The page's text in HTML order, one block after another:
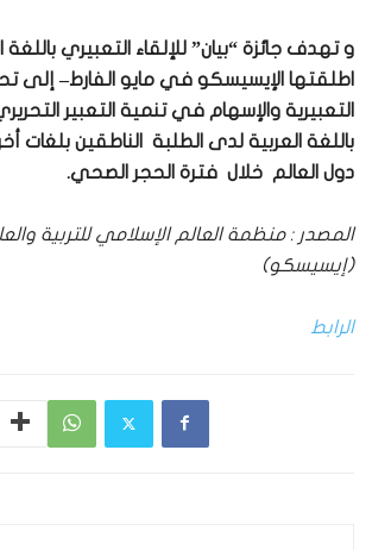
و تهدف جائزة “بيان” للإلقاء التعبيري باللغة
اطلقتها الإيسيسكو في مايو الفارط– إلى
التعبيرية والإسهام في تنمية التعبير
باللغة العربية لدى الطلبة الناطقين
دول العالم خلال فترة الحجر الصحي.
المصدر : منظمة العالم الإسلامي للتربية
(إيسيسكو)
الرابط